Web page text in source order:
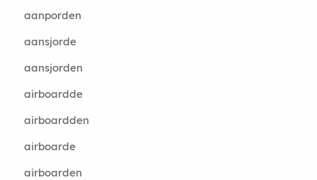
aanporden
aansjorde
aansjorden
airboardde
airboardden
airboarde
airboarden